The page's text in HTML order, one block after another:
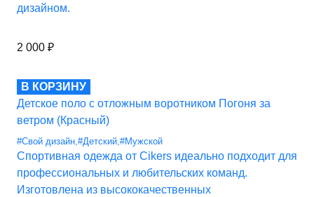
дизайном.
2 000 ₽
В КОРЗИНУ
Детское поло с отложным воротником Погоня за
ветром (Красный)
#Свой дизайн,#Детский,#Мужской
Спортивная одежда от Cikers идеально подходит для
профессиональных и любительских команд.
Изготовлена из высококачественных